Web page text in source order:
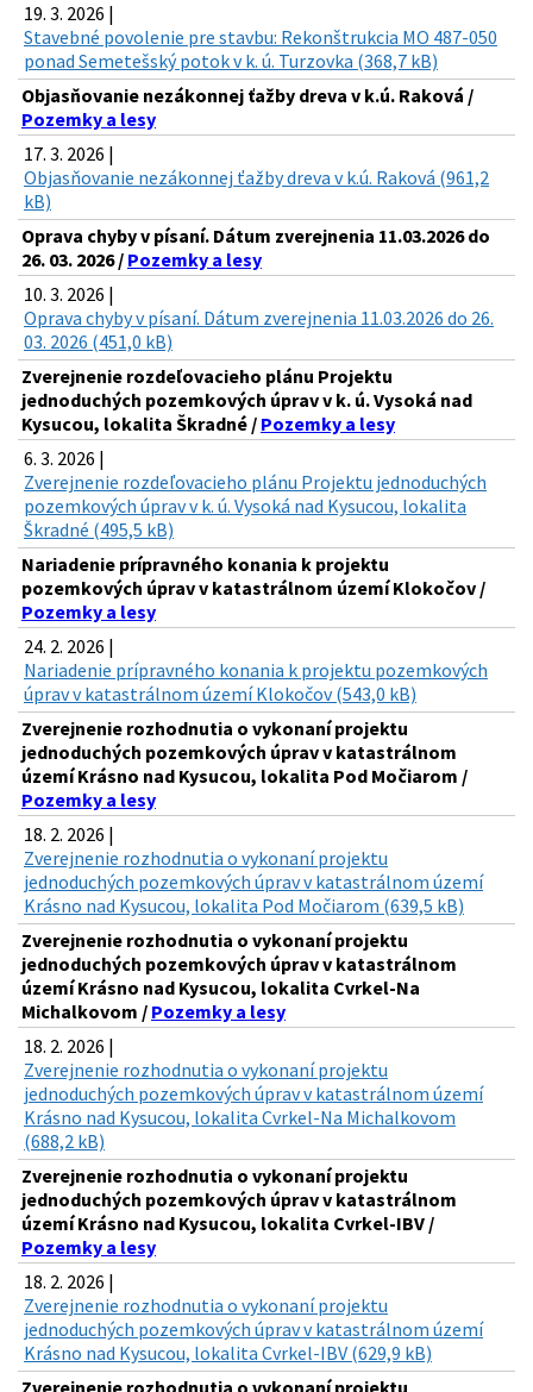
19. 3. 2026 |
Stavebné povolenie pre stavbu: Rekonštrukcia MO 487-050
ponad Semetešský potok v k. ú. Turzovka (368,7 kB)
Objasňovanie nezákonnej ťažby dreva v k.ú. Raková /
Pozemky a lesy
17. 3. 2026 |
Objasňovanie nezákonnej ťažby dreva v k.ú. Raková (961,2
kB)
Oprava chyby v písaní. Dátum zverejnenia 11.03.2026 do
26. 03. 2026 / Pozemky a lesy
10. 3. 2026 |
Oprava chyby v písaní. Dátum zverejnenia 11.03.2026 do 26.
03. 2026 (451,0 kB)
Zverejnenie rozdeľovacieho plánu Projektu
jednoduchých pozemkových úprav v k. ú. Vysoká nad
Kysucou, lokalita Škradné / Pozemky a lesy
6. 3. 2026 |
Zverejnenie rozdeľovacieho plánu Projektu jednoduchých
pozemkových úprav v k. ú. Vysoká nad Kysucou, lokalita
Škradné (495,5 kB)
Nariadenie prípravného konania k projektu
pozemkových úprav v katastrálnom území Klokočov /
Pozemky a lesy
24. 2. 2026 |
Nariadenie prípravného konania k projektu pozemkových
úprav v katastrálnom území Klokočov (543,0 kB)
Zverejnenie rozhodnutia o vykonaní projektu
jednoduchých pozemkových úprav v katastrálnom
území Krásno nad Kysucou, lokalita Pod Močiarom /
Pozemky a lesy
18. 2. 2026 |
Zverejnenie rozhodnutia o vykonaní projektu
jednoduchých pozemkových úprav v katastrálnom území
Krásno nad Kysucou, lokalita Pod Močiarom (639,5 kB)
Zverejnenie rozhodnutia o vykonaní projektu
jednoduchých pozemkových úprav v katastrálnom
území Krásno nad Kysucou, lokalita Cvrkel-Na
Michalkovom / Pozemky a lesy
18. 2. 2026 |
Zverejnenie rozhodnutia o vykonaní projektu
jednoduchých pozemkových úprav v katastrálnom území
Krásno nad Kysucou, lokalita Cvrkel-Na Michalkovom
(688,2 kB)
Zverejnenie rozhodnutia o vykonaní projektu
jednoduchých pozemkových úprav v katastrálnom
území Krásno nad Kysucou, lokalita Cvrkel-IBV /
Pozemky a lesy
18. 2. 2026 |
Zverejnenie rozhodnutia o vykonaní projektu
jednoduchých pozemkových úprav v katastrálnom území
Krásno nad Kysucou, lokalita Cvrkel-IBV (629,9 kB)